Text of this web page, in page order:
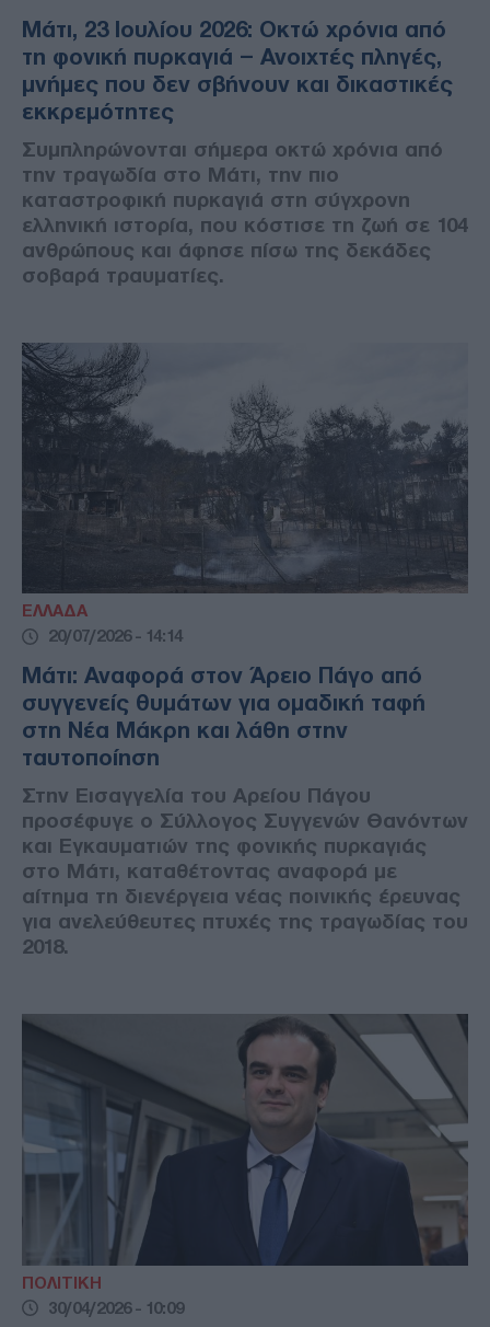
Μάτι, 23 Ιουλίου 2026: Οκτώ χρόνια από
τη φονική πυρκαγιά – Ανοιχτές πληγές,
μνήμες που δεν σβήνουν και δικαστικές
εκκρεμότητες
Συμπληρώνονται σήμερα οκτώ χρόνια από
την τραγωδία στο Μάτι, την πιο
καταστροφική πυρκαγιά στη σύγχρονη
ελληνική ιστορία, που κόστισε τη ζωή σε 104
ανθρώπους και άφησε πίσω της δεκάδες
σοβαρά τραυματίες.
ΕΛΛΑΔΑ
20/07/2026 - 14:14
Μάτι: Αναφορά στον Άρειο Πάγο από
συγγενείς θυμάτων για ομαδική ταφή
στη Νέα Μάκρη και λάθη στην
ταυτοποίηση
Στην Εισαγγελία του Αρείου Πάγου
προσέφυγε ο Σύλλογος Συγγενών Θανόντων
και Εγκαυματιών της φονικής πυρκαγιάς
στο Μάτι, καταθέτοντας αναφορά με
αίτημα τη διενέργεια νέας ποινικής έρευνας
για ανελεύθευτες πτυχές της τραγωδίας του
2018.
ΠΟΛΙΤΙΚΗ
30/04/2026 - 10:09